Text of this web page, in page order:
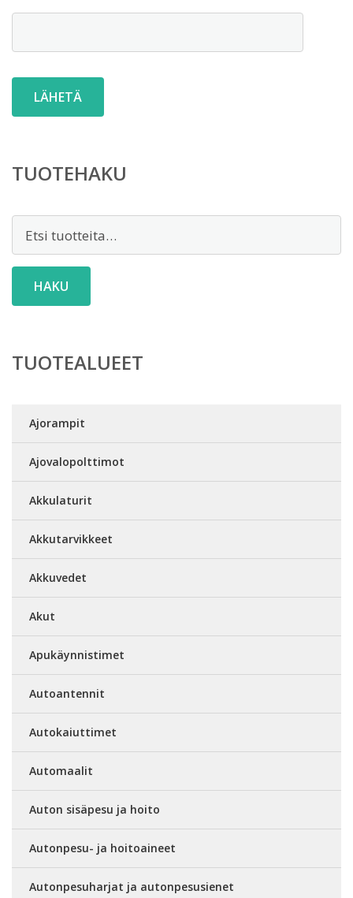
TUOTEHAKU
HAKU
TUOTEALUEET
Ajorampit
Ajovalopolttimot
Akkulaturit
Akkutarvikkeet
Akkuvedet
Akut
Apukäynnistimet
Autoantennit
Autokaiuttimet
Automaalit
Auton sisäpesu ja hoito
Autonpesu- ja hoitoaineet
Autonpesuharjat ja autonpesusienet